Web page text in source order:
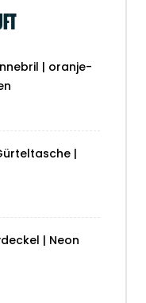
| oranje-
|
| Neon